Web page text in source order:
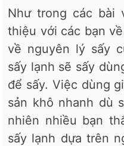
Như trong các bài
thiệu với các bạn về
về nguyên lý sấy
sấy lạnh sẽ sấy
để sấy. Việc dùng
sản khô nhanh dù
nhiên nhiều bạn
sấy lạnh dựa trên